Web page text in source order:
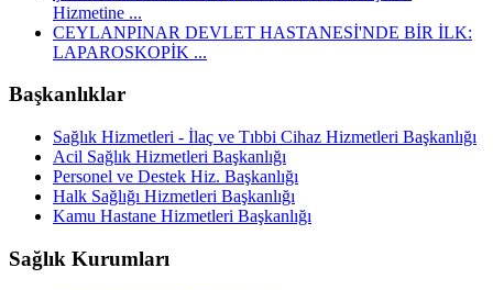
Hizmetine ...
CEYLANPINAR DEVLET HASTANESİ'NDE BİR İLK:
LAPAROSKOPİK ...
Başkanlıklar
Sağlık Hizmetleri - İlaç ve Tıbbi Cihaz Hizmetleri Başkanlığı
Acil Sağlık Hizmetleri Başkanlığı
Personel ve Destek Hiz. Başkanlığı
Halk Sağlığı Hizmetleri Başkanlığı
Kamu Hastane Hizmetleri Başkanlığı
Sağlık Kurumları